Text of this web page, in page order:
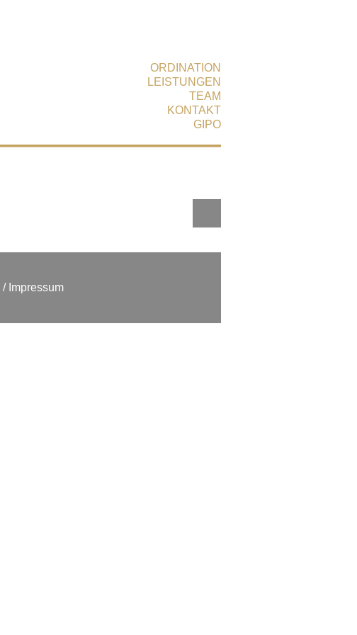
ORDINATION
LEISTUNGEN
TEAM
KONTAKT
GIPO
Impressum